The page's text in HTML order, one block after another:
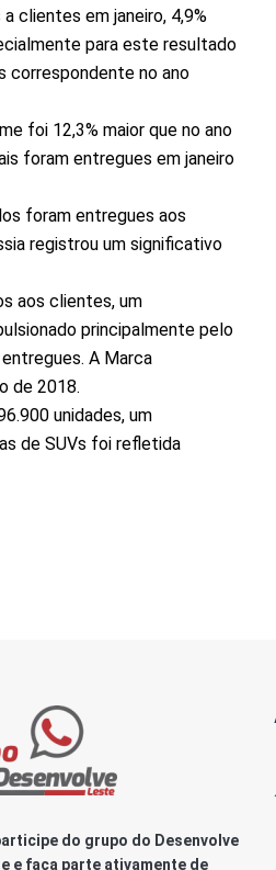
clientes em janeiro, 4,9%
para este resultado
correspondente no ano
foi 12,3% maior que no ano
foram entregues em janeiro
foram entregues aos
registrou um significativo
aos clientes, um
principalmente pelo
A Marca
de 2018.
unidades, um
de SUVs foi refletida
do grupo do Desenvolve
e faça parte ativamente de